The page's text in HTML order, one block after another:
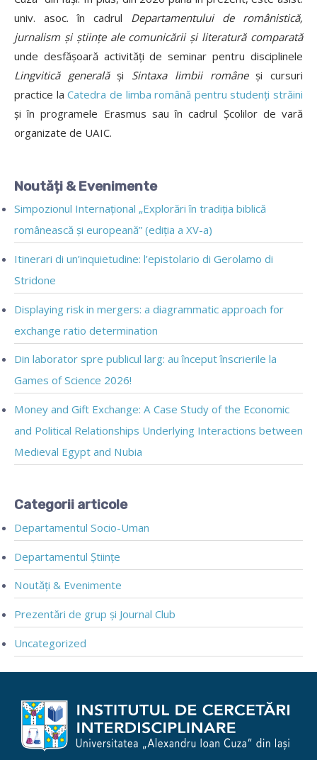
univ. asoc. în cadrul Departamentului de românistică,
jurnalism şi ştiinţe ale comunicării şi literatură comparată
unde desfășoară activități de seminar pentru disciplinele
Lingvitică generalăși Sintaxa limbii româneși cursuri
practice laCatedra de limba română pentru studenți străini
și în programele Erasmus sau în cadrul Școlilor de vară
organizate de UAIC.
Noutăți & Evenimente
Simpozionul Internațional „Explorări în tradiția biblică
românească și europeană” (ediția a XV-a)
Itinerari di un’inquietudine: l’epistolario di Gerolamo di
Stridone
Displaying risk in mergers: a diagrammatic approach for
exchange ratio determination
Din laborator spre publicul larg: au început înscrierile la
Games of Science 2026!
Money and Gift Exchange: A Case Study of the Economic
and Political Relationships Underlying Interactions between
Medieval Egypt and Nubia
Categorii articole
Departamentul Socio-Uman
Departamentul Științe
Noutăți & Evenimente
Prezentări de grup și Journal Club
Uncategorized